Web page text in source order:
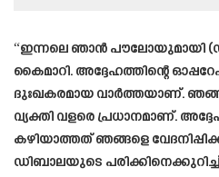
“ഇന്നലെ ഞാൻ പൗലോയുമായി
കൈമാറി. അദ്ദേഹത്തിന്റെ
ദുഃഖകരമായ വാർത്തയാണ്.
വ്യക്തി വളരെ പ്രധാനമാണ്.
കഴിയാത്തത് ഞങ്ങളെ
ഡിബാലയുടെ